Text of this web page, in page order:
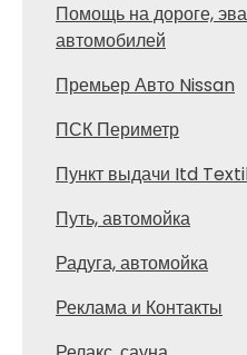
Помощь на дороге,
автомобилей
Премьер Авто Nissan
ПСК Периметр
Пункт выдачи Itd
Путь, автомойка
Радуга, автомойка
Реклама и Контакты